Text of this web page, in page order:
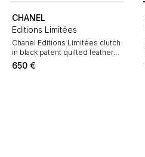
CHANEL
Editions Limitées
Chanel Editions Limitées clutch
in black patent quilted leather
and black leather
650 €